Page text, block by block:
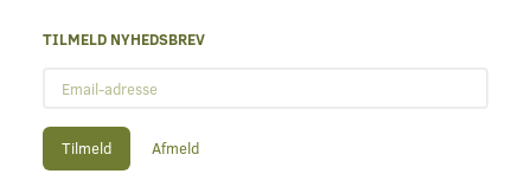
TILMELD NYHEDSBREV
adresse
Tilmeld Afmeld